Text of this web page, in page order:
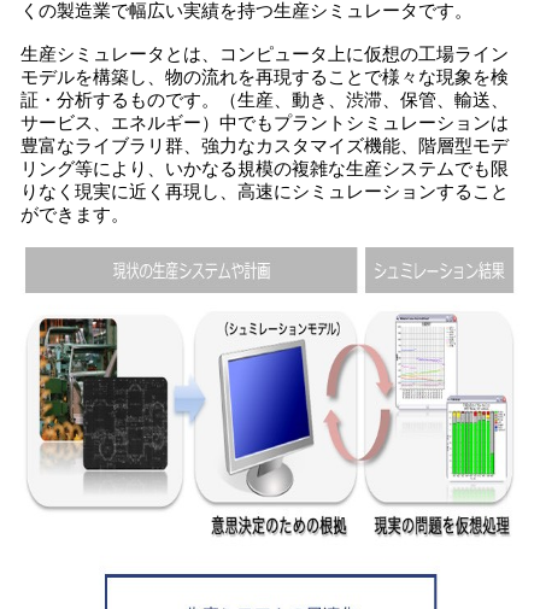
くの製造業で幅広い実績を持つ生産シミュレータです。
生産シミュレータとは、コンピュータ上に仮想の工場ライン
モデルを構築し、物の流れを再現することで様々な現象を検
証・分析するものです。（生産、動き、渋滞、保管、輸送、
サービス、エネルギー）中でもプラントシミュレーションは
豊富なライブラリ群、強力なカスタマイズ機能、階層型モデ
リング等により、いかなる規模の複雑な生産システムでも限
りなく現実に近く再現し、高速にシミュレーションすること
ができます。